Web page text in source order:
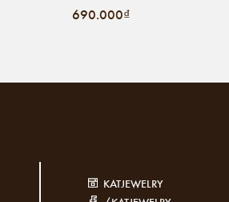
690.000₫
KATJEWELRY